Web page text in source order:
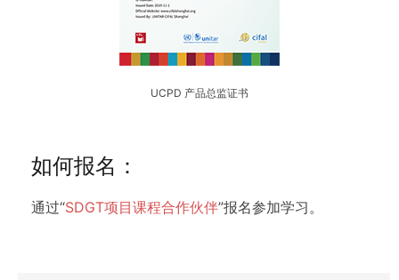
UCPD 产品总监证书
如何报名：
通过“SDGT项目课程合作伙伴”报名参加学习。